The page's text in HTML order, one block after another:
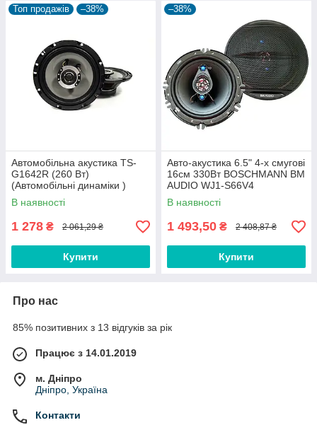
Топ продажів –38%
Автомобільна акустика TS-
G1642R (260 Вт)
(Автомобільні динаміки )
В наявності
1 278 ₴ 2 061,29 ₴
Купити
–38%
Авто-акустика 6.5" 4-х смугові
16см 330Вт BOSCHMANN BM
AUDIO WJ1-S66V4
В наявності
1 493,50 ₴ 2 408,87 ₴
Купити
Про нас
85% позитивних з 13 відгуків за рік
Працює з 14.01.2019
м. Дніпро
Дніпро, Україна
Контакти